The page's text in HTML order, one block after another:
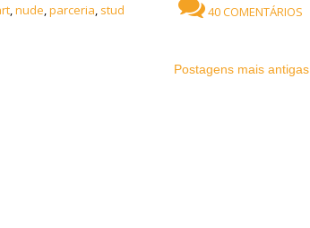
40 COMENTÁRIOS
,nude,parceria, stud
Postagens mais antigas